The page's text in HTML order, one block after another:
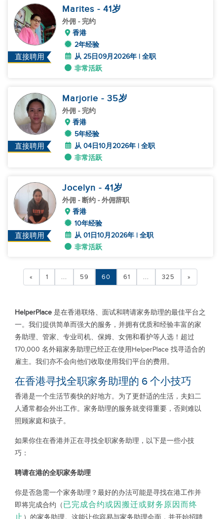
直接聘用
Marites - 41岁
外佣 - 完约
香港
2年经验
从 25日09月2026年 | 全职
非常活跃
直接聘用
Marjorie - 35岁
外佣 - 完约
香港
5年经验
从 04日10月2026年 | 全职
非常活跃
直接聘用
Jocelyn - 41岁
外佣 - 断约 - 外佣辞职
香港
10年经验
从 01日10月2026年 | 全职
非常活跃
« 1 ... 59 60 61 ... 325 »
HelperPlace 是在香港联络、面试和聘请家务助理的最佳平台之
一。我们提供简单而强大的服务，并拥有优质和经验丰富的家
务助理、管家、专业司机、保姆、女佣和看护等人选！超过
170,000 名外籍家务助理已经正在使用HelperPlace 找寻适合的
雇主。我们亦不会向他们收取使用我们平台的费用。
在香港寻找全职家务助理的 6 个小技巧
香港是一个生活节奏快的好地方。为了更舒适的生活，夫妇二
人通常都会外出工作。家务助理的服务就变得重要，否则难以
照顾家庭和孩子。
如果你住在香港并正在寻找全职家务助理，以下是一些小技
巧：
聘请在港的全职家务助理
你是否急需一个家务助理？最好的办法可能是寻找在港工作并
即将完成合约（已完成合约或因搬迁或财务原因而终
）的家务助理。这能让你容易与家务助理会面，并开始招聘